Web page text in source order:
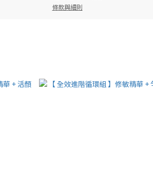
條款與細則